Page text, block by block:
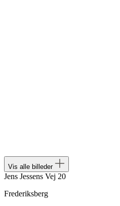
Vis alle billeder
Jens Jessens Vej 20
Frederiksberg